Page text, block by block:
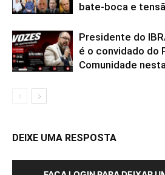
bate-boca e
Presidente do
é o convidado do
Comunidade
DEIXE UMA RESPOSTA